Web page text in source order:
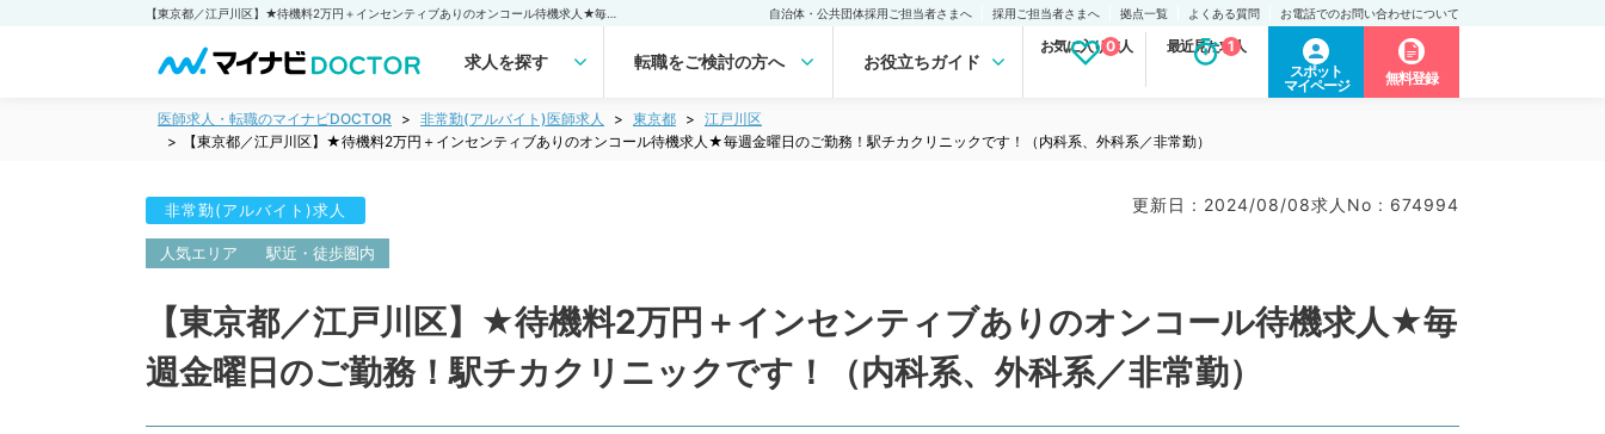
自治体・公共団体採用ご担当者さまへ 採用ご担当者さまへ 拠点一覧 よくある質問 お電話でのお問い合わせについて
求人を探す 転職をご検討の方へ お役立ちガイド
お気に入り求人
0 最近見た求人
1
スポット
マイページ
無料登録
医師求人・転職のマイナビDOCTOR 非常勤(アルバイト)医師求人 東京都
江戸川区
【東京都／江戸川区】★待機料2万円＋インセンティブありのオンコール待機求人★毎週金曜日のご勤務！駅チカクリニックです！（内科系、外科系／非常勤）
非常勤(アルバイト)求人 更新日 : 2024/08/08求人No : 674994
人気エリア 駅近・徒歩圏内
【東京都／江戸川区】★待機料2万円＋インセンティブありのオンコール待機求人★毎
週金曜日のご勤務！駅チカクリニックです！（内科系、外科系／非常勤）